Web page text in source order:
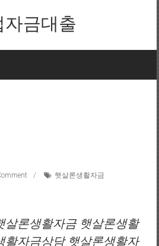
금대출
햇살론생활자금
살론생활자금 햇살론생활
활자금상담 햇살론생활자